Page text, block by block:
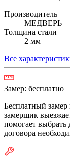
Производитель
МЕДВЕРЬ
Толщина стали
2 мм
Все
Замер: бесплатно
Бесплатный
замерщик
помогает выбрать
договора